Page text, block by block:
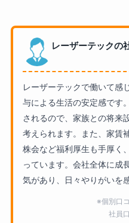
レーザーテックの
レーザーテックで働いて感
与による生活の安定感です
されるので、家族との将来
考えられます。また、家賃
株会など福利厚生も手厚く
っています。会社全体に成
気があり、日々やりがいを
※個別口
社員